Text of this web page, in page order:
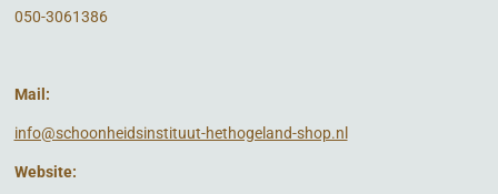
050-3061386
Mail:
info@schoonheidsinstituut-hethogeland-shop.nl
Website: